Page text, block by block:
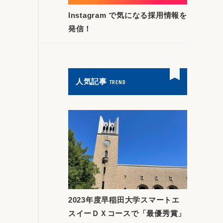
Instagram で気になる採用情報を
発信！
人気記事TREND
2023年度早稲田大学スマートエ
スイーＤＸコースで「最優秀賞」